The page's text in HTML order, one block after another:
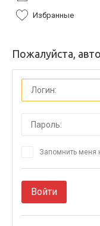
Избранные
Пожалуйста,
Запомнить меня
Войти